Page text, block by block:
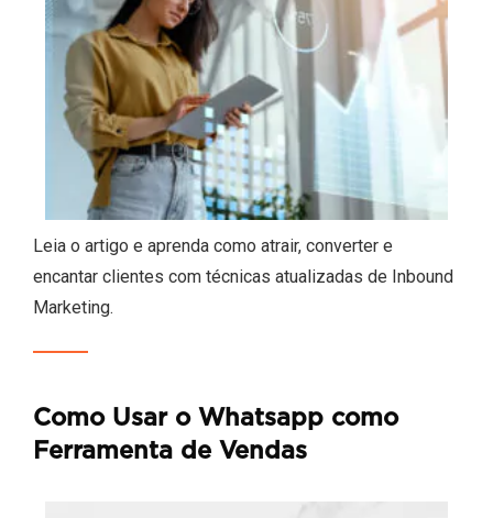
Leia o artigo e aprenda como atrair, converter e
encantar clientes com técnicas atualizadas de Inbound
Marketing.
Como Usar o Whatsapp como
Ferramenta de Vendas